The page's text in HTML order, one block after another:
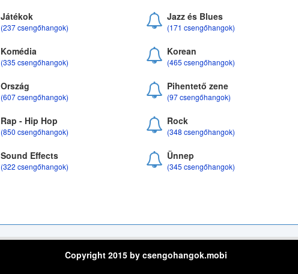
Játékok
(237 csengőhangok)
Jazz és Blues
(171 csengőhangok)
Komédia
(335 csengőhangok)
Korean
(465 csengőhangok)
Ország
(607 csengőhangok)
Pihentető zene
(97 csengőhangok)
Rap - Hip Hop
(850 csengőhangok)
Rock
(348 csengőhangok)
Sound Effects
(322 csengőhangok)
Ünnep
(345 csengőhangok)
Copyright 2015 by csengohangok.mobi